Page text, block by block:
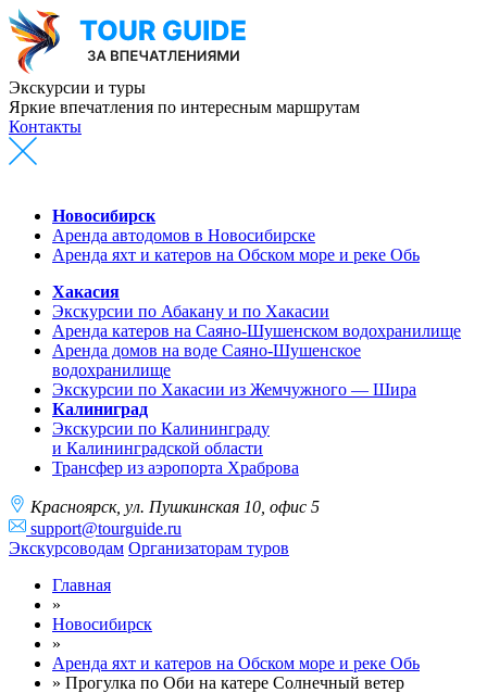
Экскурсии и туры
Яркие впечатления по интересным маршрутам
Контакты
Новосибирск
Аренда автодомов в Новосибирске
Аренда яхт и катеров на Обском море и реке Обь
Хакасия
Экскурсии по Абакану и по Хакасии
Аренда катеров на Саяно-Шушенском водохранилище
Аренда домов на воде Саяно-Шушенское
водохранилище
Экскурсии по Хакасии из Жемчужного — Шира
Калиниград
Экскурсии по Калининграду
и Калининградской области
Трансфер из аэропорта Храброва
Краcноярск, ул. Пушкинская 10, офис 5
support@tourguide.ru
Экскурсоводам Организаторам туров
Главная
»
Новосибирск
»
Аренда яхт и катеров на Обском море и реке Обь
» Прогулка по Оби на катере Солнечный ветер